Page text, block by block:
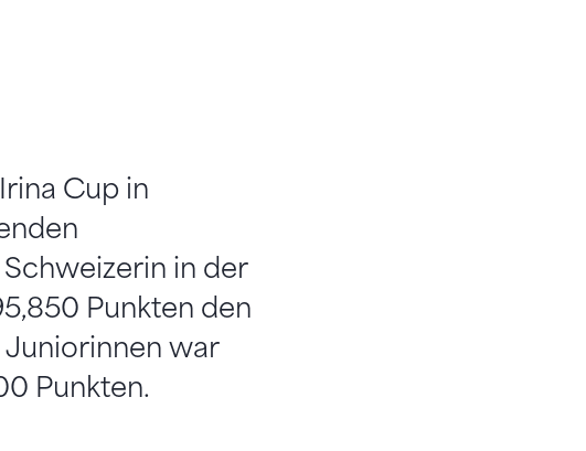
Cup in
Schweizerin in der
Punkten den
Juniorinnen war
Punkten.